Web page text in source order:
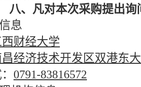
八、凡对本次采购提出
息
财经大学
经济技术开发区双港东
0791-83816572